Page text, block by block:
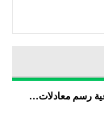
رسم معادلات…